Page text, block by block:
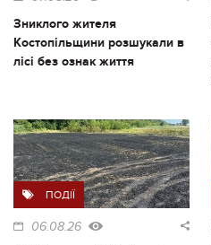
Зниклого жителя
Костопільщини розшукали в
лісі без ознак життя
ПОДІЇ
06.08.26